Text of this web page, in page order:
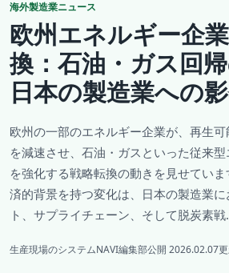
海外製造業ニュース
欧州エネルギー企
換：石油・ガス回
日本の製造業への
欧州の一部のエネルギー企業が、再生
を減速させ、石油・ガスといった従来
を強化する戦略転換の動きを見せてい
済的背景を持つ変化は、日本の製造業
ト、サプライチェーン、そして脱炭素戦
生産現場のシステムNAVI編集部公開 2026.02.07